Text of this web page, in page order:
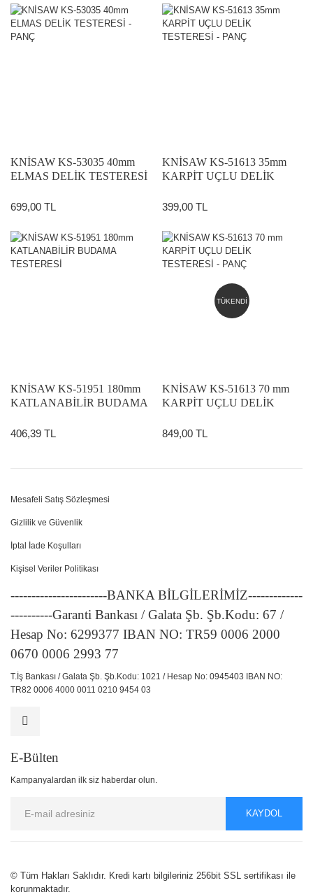
KNİSAW KS-53035 40mm
ELMAS DELİK TESTERESİ
699,00 TL
KNİSAW KS-51613 35mm
KARPİT UÇLU DELİK
399,00 TL
KNİSAW KS-51951 180mm
KATLANABİLİR BUDAMA
406,39 TL
TÜKENDİ
KNİSAW KS-51613 70 mm
KARPİT UÇLU DELİK
849,00 TL
Mesafeli Satış Sözleşmesi
Gizlilik ve Güvenlik
İptal İade Koşulları
Kişisel Veriler Politikası
-----------------------BANKA BİLGİLERİMİZ-------------
----------Garanti Bankası / Galata Şb. Şb.Kodu: 67 /
Hesap No: 6299377 IBAN NO: TR59 0006 2000
0670 0006 2993 77
T.İş Bankası / Galata Şb. Şb.Kodu: 1021 / Hesap No: 0945403 IBAN NO:
TR82 0006 4000 0011 0210 9454 03
E-Bülten
Kampanyalardan ilk siz haberdar olun.
KAYDOL
© Tüm Hakları Saklıdır. Kredi kartı bilgileriniz 256bit SSL sertifikası ile
korunmaktadır.